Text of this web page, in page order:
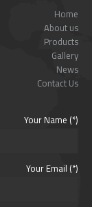
Home
About us
Products
Gallery
News
Contact Us
Your Name (*)
Your Email (*)